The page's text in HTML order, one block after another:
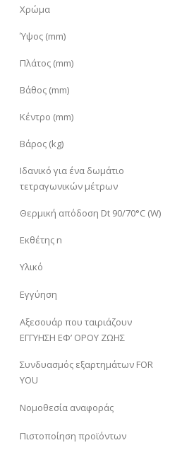
Χρώμα
Ύψος (mm)
Πλάτος (mm)
Βάθος (mm)
Κέντρο (mm)
Βάρος (kg)
Ιδανικό για ένα δωμάτιο
τετραγωνικών μέτρων
Θερμική απόδοση Dt 90/70°C (W)
Εκθέτης n
Υλικό
Εγγύηση
Αξεσουάρ που ταιριάζουν
ΕΓΓΥΗΣΗ ΕΦ’ ΟΡΟΥ ΖΩΗΣ
Συνδυασμός εξαρτημάτων FOR
YOU
Νομοθεσία αναφοράς
Πιστοποίηση προϊόντων